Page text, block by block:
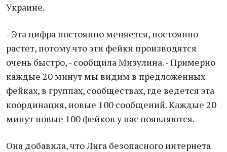
Украине.
- Эта цифра постоянно меняется, постоянно
растет, потому что эти фейки производятся
очень быстро, - сообщила Мизулина. - Примерно
каждые 20 минут мы видим в предложенных
фейках, в группах, сообществах, где ведется эта
координация, новые 100 сообщений. Каждые 20
минут новые 100 фейков у нас появляются.
Она добавила, что Лига безопасного интернета